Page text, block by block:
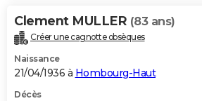
Clement MULLER (83 ans)
Créer une cagnotte obsèques
Naissance
21/04/1936 à Hombourg-Haut
Décès